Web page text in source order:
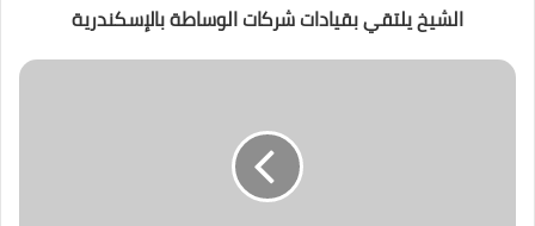
الشيخ يلتقي بقيادات شركات الوساطة بالإسكندرية